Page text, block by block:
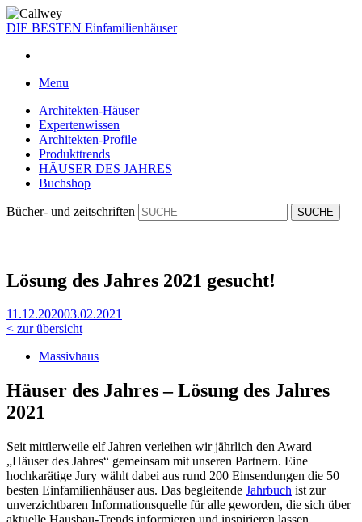
DIE BESTEN Einfamilienhäuser
Menu
Architekten-Häuser
Expertenwissen
Architekten-Profile
Produkttrends
HÄUSER DES JAHRES
Buchshop
Bücher- und zeitschriften
Lösung des Jahres 2021 gesucht!
11.12.202003.02.2021
< zur übersicht
Massivhaus
Häuser des Jahres – Lösung des Jahres
2021
Seit mittlerweile elf Jahren verleihen wir jährlich den Award
„Häuser des Jahres“ gemeinsam mit unseren Partnern. Eine
hochkarätige Jury wählt dabei aus rund 200 Einsendungen die 50
besten Einfamilienhäuser aus. Das begleitende Jahrbuch ist zur
unverzichtbaren Informationsquelle für alle geworden, die sich über